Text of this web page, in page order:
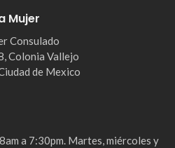
Mujer
Consulado
Colonia Vallejo
de Mexico
a 7:30pm. Martes, miércoles y